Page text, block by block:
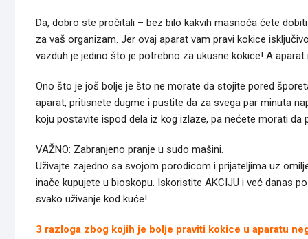
Da, dobro ste pročitali – bez bilo kakvih masnoća ćete
za vaš organizam. Jer ovaj aparat vam pravi kokice
vazduh je jedino što je potrebno za ukusne kokice! A
Ono što je još bolje je što ne morate da stojite pored
aparat, pritisnete dugme i pustite da za svega par minuta
koju postavite ispod dela iz kog izlaze, pa nećete morati da
VAŽNO: Zabranjeno pranje u sudo mašini.
Uživajte zajedno sa svojom porodicom i prijateljima uz
inače kupujete u bioskopu. Iskoristite AKCIJU i već danas
svako uživanje kod kuće!
3 razloga zbog kojih je bolje praviti kokice u aparatu